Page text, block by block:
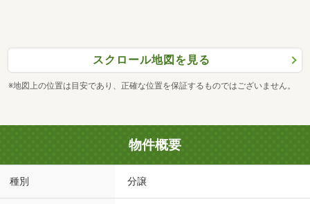
スクロール地図を見る
※地図上の位置は目安であり、正確な位置を保証するものではございません。
物件概要
種別 分譲